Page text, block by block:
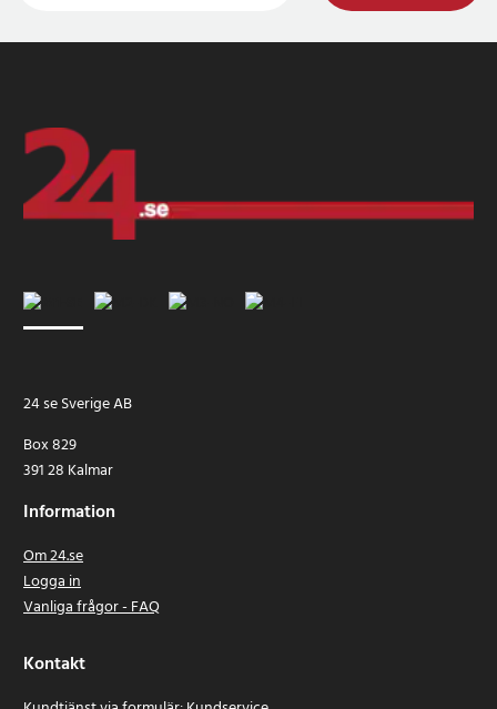
24 se Sverige AB
Box 829
391 28 Kalmar
Information
Om 24.se
Logga in
Vanliga frågor - FAQ
Kontakt